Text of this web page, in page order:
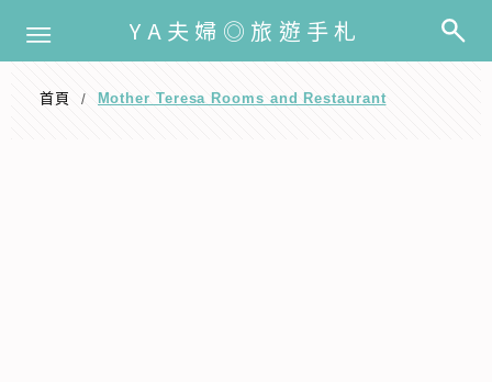
YA夫婦◎旅遊手札
首頁 / Mother Teresa Rooms and Restaurant